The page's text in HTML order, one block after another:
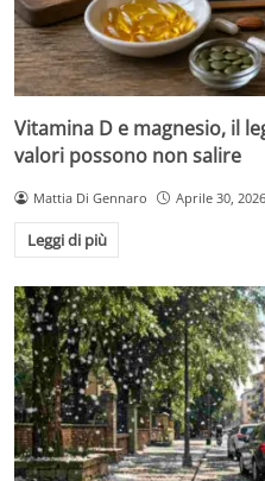
Vitamina D e magnesio, il
valori possono non salire
Mattia Di Gennaro Aprile 30, 2026
Leggi di più